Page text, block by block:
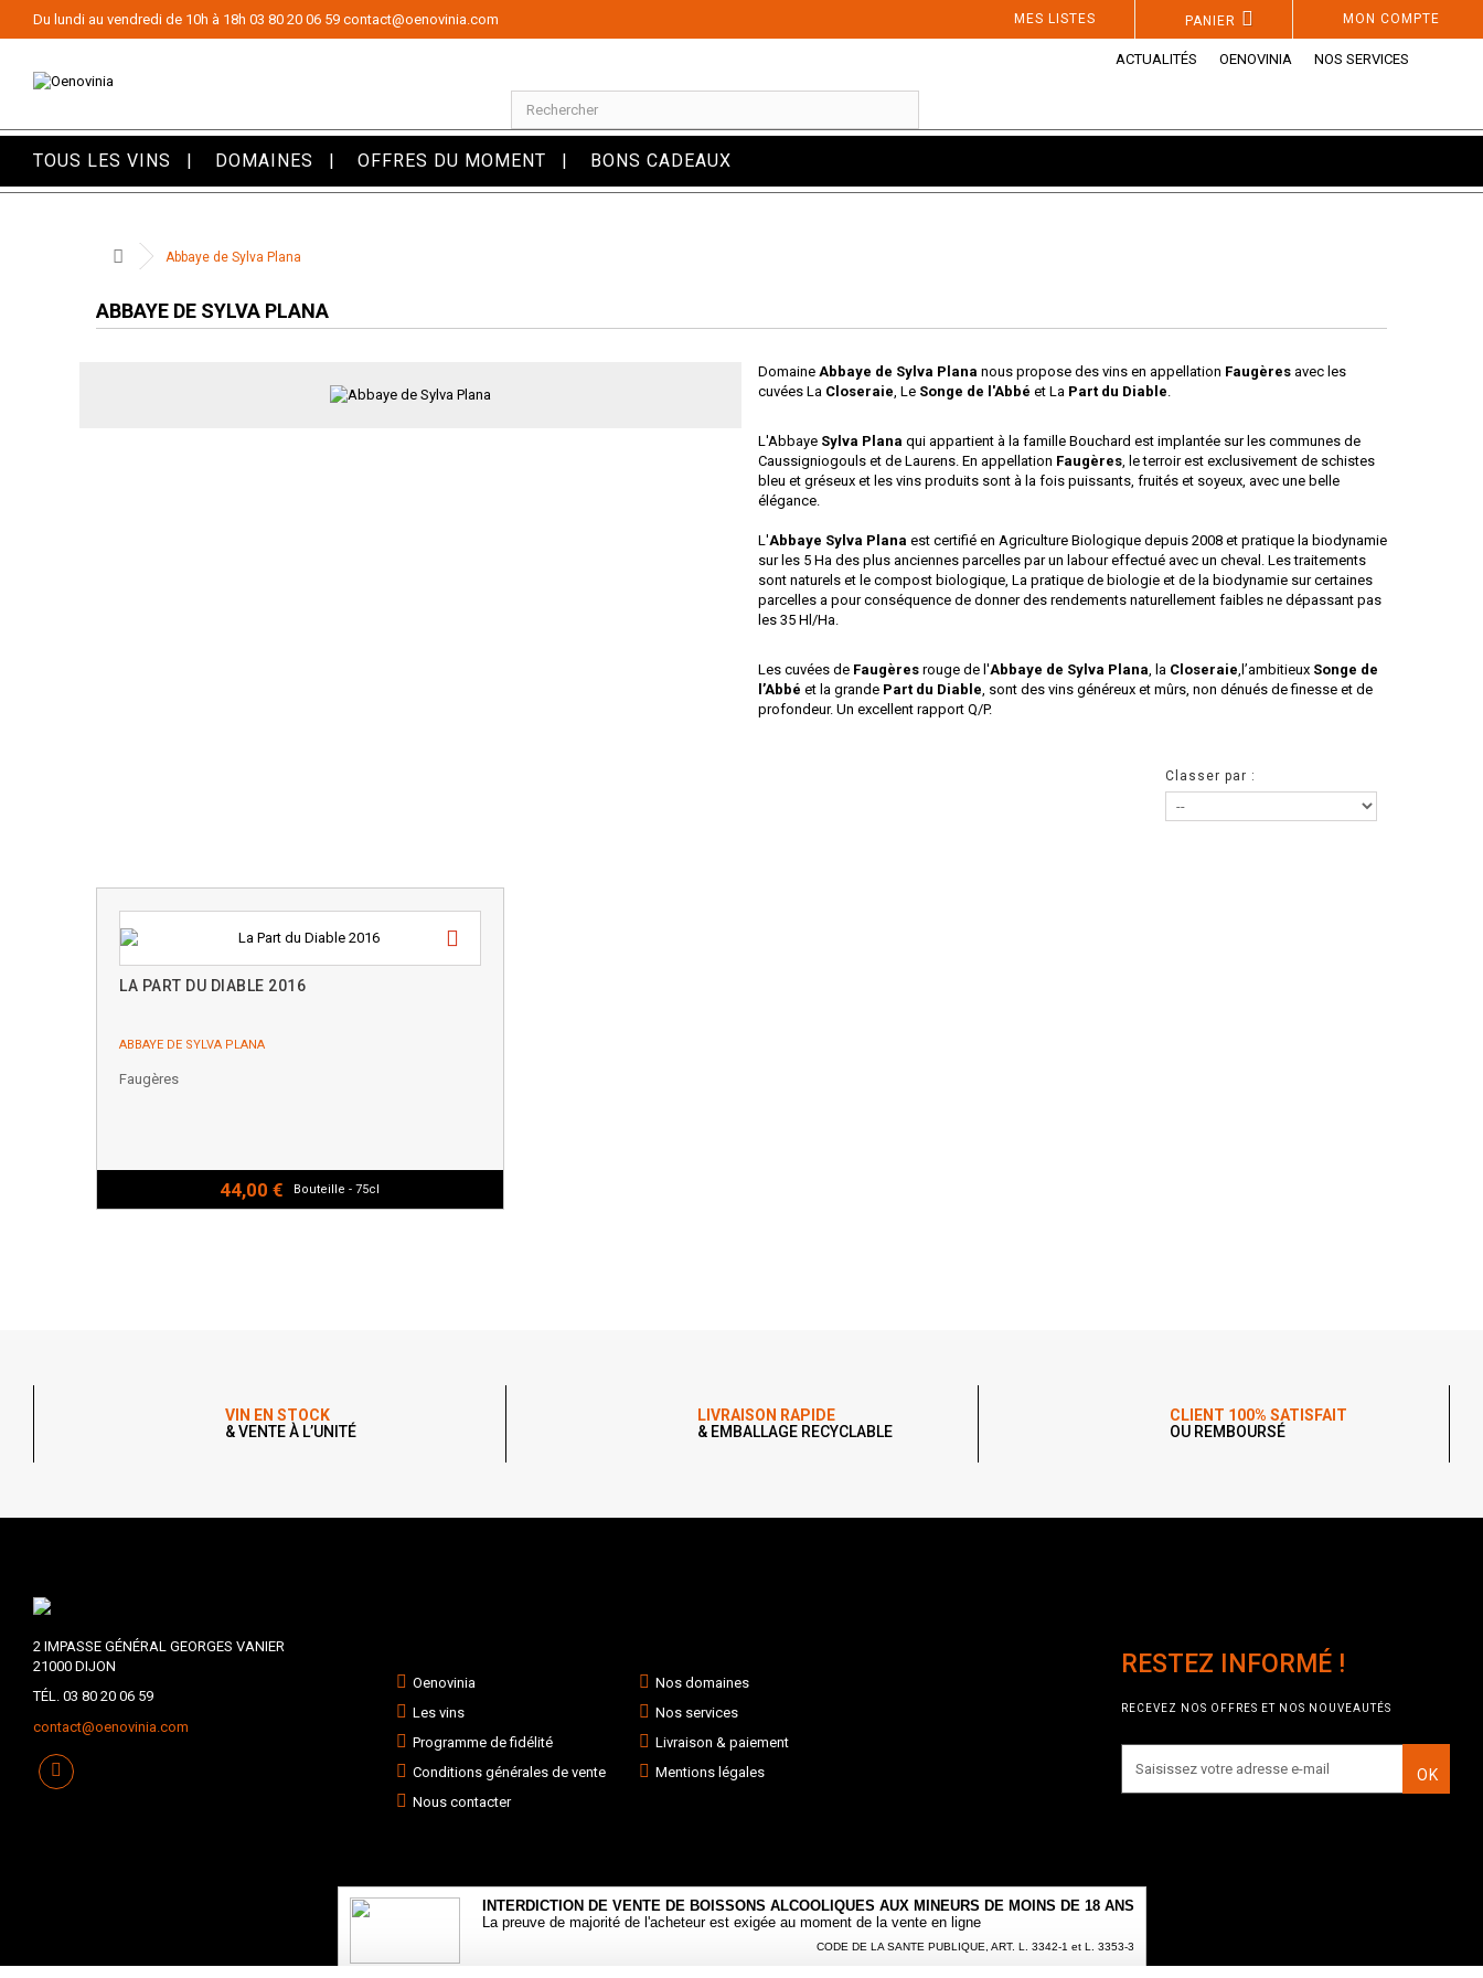
MON COMPTE
PANIER
MES LISTES
Du lundi au vendredi de 10h à 18h 03 80 20 06 59 contact@oenovinia.com
ACTUALITÉS OENOVINIA NOS SERVICES
TOUS LES VINS DOMAINES OFFRES DU MOMENT BONS CADEAUX
Abbaye de Sylva Plana
ABBAYE DE SYLVA PLANA
Domaine Abbaye de Sylva Plana nous propose des vins en appellation Faugères avec les
cuvées La Closeraie, Le Songe de l'Abbé et La Part du Diable.
L'Abbaye Sylva Plana qui appartient à la famille Bouchard est implantée sur les communes de
Caussigniogouls et de Laurens. En appellation Faugères, le terroir est exclusivement de schistes
bleu et gréseux et les vins produits sont à la fois puissants, fruités et soyeux, avec une belle
élégance.
L'Abbaye Sylva Plana est certifié en Agriculture Biologique depuis 2008 et pratique la biodynamie
sur les 5 Ha des plus anciennes parcelles par un labour effectué avec un cheval. Les traitements
sont naturels et le compost biologique, La pratique de biologie et de la biodynamie sur certaines
parcelles a pour conséquence de donner des rendements naturellement faibles ne dépassant pas
les 35 Hl/Ha.
Les cuvées de Faugères rouge de l'Abbaye de Sylva Plana, la Closeraie,l’ambitieux Songe de
l’Abbé et la grande Part du Diable, sont des vins généreux et mûrs, non dénués de finesse et de
profondeur. Un excellent rapport Q/P.
Classer par :
LA PART DU DIABLE 2016
ABBAYE DE SYLVA PLANA
Faugères
44,00 € Bouteille - 75cl
VIN EN STOCK
& VENTE À L’UNITÉ
LIVRAISON RAPIDE
& EMBALLAGE RECYCLABLE
CLIENT 100% SATISFAIT
OU REMBOURSÉ
2 IMPASSE GÉNÉRAL GEORGES VANIER
21000 DIJON
TÉL. 03 80 20 06 59
contact@oenovinia.com
Oenovinia
Nos domaines
Les vins
Nos services
Programme de fidélité
Livraison & paiement
Conditions générales de vente
Mentions légales
Nous contacter
RESTEZ INFORMÉ !
RECEVEZ NOS OFFRES ET NOS NOUVEAUTÉS
OK
INTERDICTION DE VENTE DE BOISSONS ALCOOLIQUES AUX MINEURS DE MOINS DE 18 ANS
La preuve de majorité de l'acheteur est exigée au moment de la vente en ligne
CODE DE LA SANTE PUBLIQUE, ART. L. 3342-1 et L. 3353-3
Panneau de gestion des cookies